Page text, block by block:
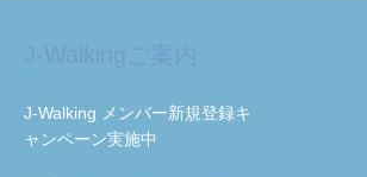
J-Walking メンバー新規登録キ
ャンペーン実施中